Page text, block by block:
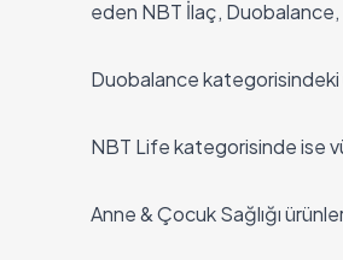
eden NBT İlaç,
Duobalance kategorisindeki
NBT Life kategorisinde ise
Anne & Çocuk Sağlığı